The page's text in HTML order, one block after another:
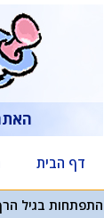
דף הבית
התפתחות בגיל